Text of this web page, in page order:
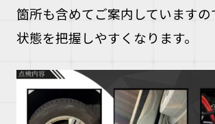
箇所も含めてご案内していますの
状態を把握しやすくなります。